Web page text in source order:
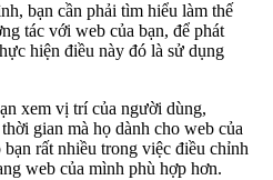
bạn cần phải tìm hiểu làm thế
tác với web của bạn, để phát
hiện điều này đó là sử dụng
xem vị trí của người dùng,
gian mà họ dành cho web của
rất nhiều trong việc điều chỉnh
web của mình phù hợp hơn.